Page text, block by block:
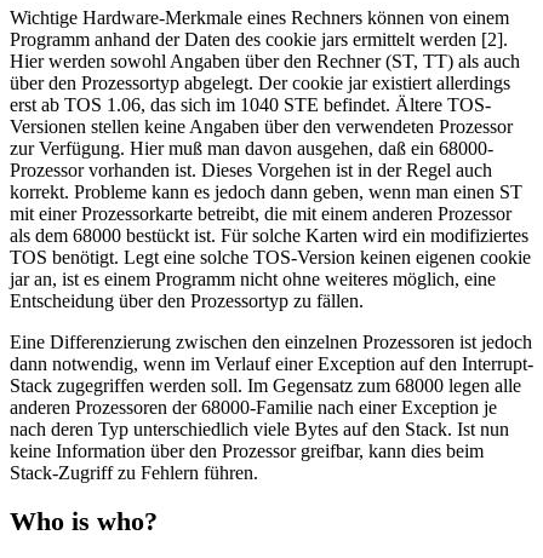
Wichtige Hardware-Merkmale eines Rechners können von einem
Programm anhand der Daten des cookie jars ermittelt werden [2].
Hier werden sowohl Angaben über den Rechner (ST, TT) als auch
über den Prozessortyp abgelegt. Der cookie jar existiert allerdings
erst ab TOS 1.06, das sich im 1040 STE befindet. Ältere TOS-
Versionen stellen keine Angaben über den verwendeten Prozessor
zur Verfügung. Hier muß man davon ausgehen, daß ein 68000-
Prozessor vorhanden ist. Dieses Vorgehen ist in der Regel auch
korrekt. Probleme kann es jedoch dann geben, wenn man einen ST
mit einer Prozessorkarte betreibt, die mit einem anderen Prozessor
als dem 68000 bestückt ist. Für solche Karten wird ein modifiziertes
TOS benötigt. Legt eine solche TOS-Version keinen eigenen cookie
jar an, ist es einem Programm nicht ohne weiteres möglich, eine
Entscheidung über den Prozessortyp zu fällen.
Eine Differenzierung zwischen den einzelnen Prozessoren ist jedoch
dann notwendig, wenn im Verlauf einer Exception auf den Interrupt-
Stack zugegriffen werden soll. Im Gegensatz zum 68000 legen alle
anderen Prozessoren der 68000-Familie nach einer Exception je
nach deren Typ unterschiedlich viele Bytes auf den Stack. Ist nun
keine Information über den Prozessor greifbar, kann dies beim
Stack-Zugriff zu Fehlern führen.
Who is who?